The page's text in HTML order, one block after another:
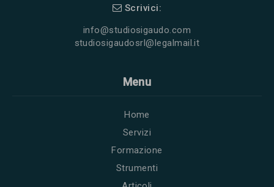
Scrivici:
info@studiosigaudo.com
studiosigaudosrl@legalmail.it
Menu
Home
Servizi
Formazione
Strumenti